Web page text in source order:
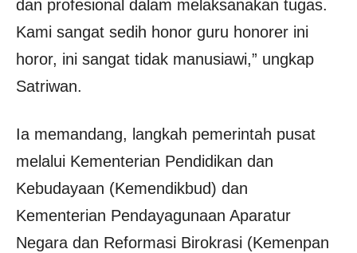
dan profesional dalam melaksanakan tugas.
Kami sangat sedih honor guru honorer ini
horor, ini sangat tidak manusiawi,” ungkap
Satriwan.
Ia memandang, langkah pemerintah pusat
melalui Kementerian Pendidikan dan
Kebudayaan (Kemendikbud) dan
Kementerian Pendayagunaan Aparatur
Negara dan Reformasi Birokrasi (Kemenpan